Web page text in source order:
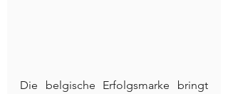
Die belgische Erfolgsmarke bringt